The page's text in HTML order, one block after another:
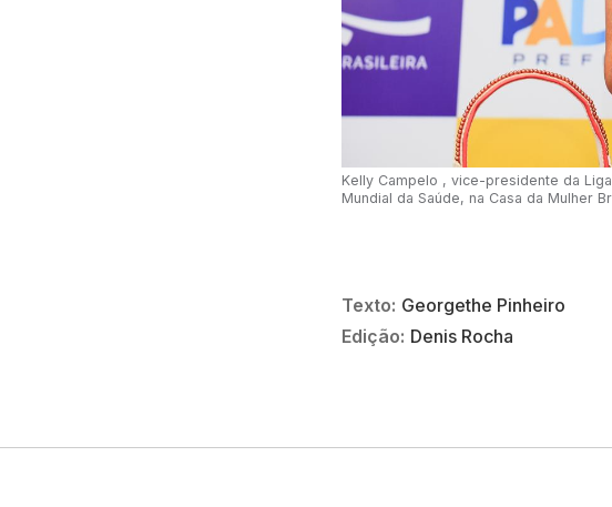
Kelly Campelo , vice-presidente da
Mundial da Saúde, na Casa da Mulher
Texto: Georgethe Pinheiro
Edição: Denis Rocha